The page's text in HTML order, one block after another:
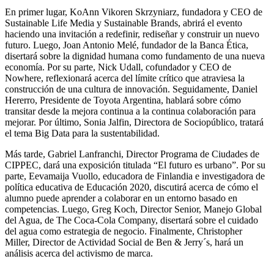
En primer lugar, KoAnn Vikoren Skrzyniarz, fundadora y CEO de
Sustainable Life Media y Sustainable Brands, abrirá el evento
haciendo una invitación a redefinir, rediseñar y construir un nuevo
futuro. Luego, Joan Antonio Melé, fundador de la Banca Ética,
disertará sobre la dignidad humana como fundamento de una nueva
economía. Por su parte, Nick Udall, cofundador y CEO de
Nowhere, reflexionará acerca del límite crítico que atraviesa la
construcción de una cultura de innovación. Seguidamente, Daniel
Hererro, Presidente de Toyota Argentina, hablará sobre cómo
transitar desde la mejora continua a la continua colaboración para
mejorar. Por último, Sonia Jalfin, Directora de Sociopúblico, tratará
el tema Big Data para la sustentabilidad.
Más tarde, Gabriel Lanfranchi, Director Programa de Ciudades de
CIPPEC, dará una exposición titulada “El futuro es urbano”. Por su
parte, Eevamaija Vuollo, educadora de Finlandia e investigadora de
política educativa de Educación 2020, discutirá acerca de cómo el
alumno puede aprender a colaborar en un entorno basado en
competencias. Luego, Greg Koch, Director Senior, Manejo Global
del Agua, de The Coca-Cola Company, disertará sobre el cuidado
del agua como estrategia de negocio. Finalmente, Christopher
Miller, Director de Actividad Social de Ben & Jerry´s, hará un
análisis acerca del activismo de marca.